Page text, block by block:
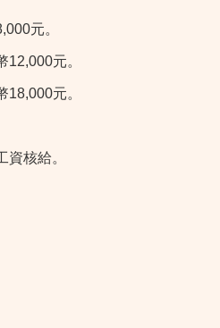
元。
元。
元。
核給。